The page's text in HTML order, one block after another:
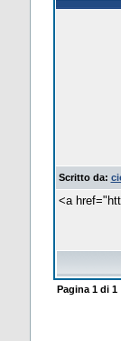
Scritto da:
<a
Pagina 1di 1